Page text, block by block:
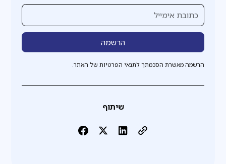
הרשמה מאשרת הסכמתך לתנאי הפרטיות של האתר.
שיתוף